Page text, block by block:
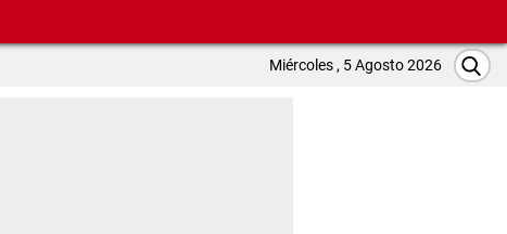
Miércoles , 5 Agosto 2026